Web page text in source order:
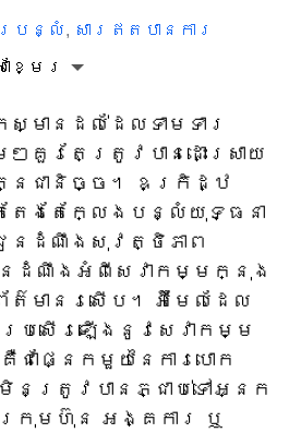
របន្លំ, សារឥតបានការ
ាខ្មែរ
មានដល់ដែលទាមទារ
គួរតែត្រូវបានដោះស្រាយ
នជានិច្ច។ ឧក្រិដ្ឋ
ែងតែក្លែងបន្លំយុទ្ធនា
ជូនដំណឹងសុវត្ថិភាព
ដំណឹងអំពីសេវាកម្មក្នុង
មានរសើប។ អ៊ីមែលដែល
ប្រសើរឡើងនូវសេវាកម្ម
ផ្នែកមួយនៃការបោក
យមិនត្រូវបានភ្ជាប់ទៅអ្នក
ក្រុមហ៊ុន អង្គការ ឬ